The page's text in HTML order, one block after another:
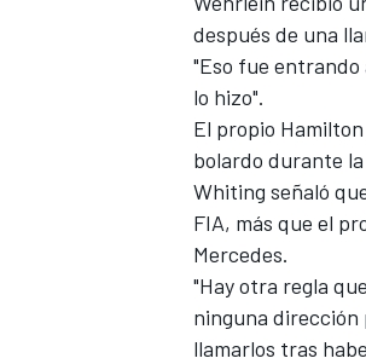
MÁS CATEGORÍAS
después de una
"Eso fue entrando
lo hizo".
El propio
bolardo durante la
Whiting señaló
FIA, más que el
Mercedes.
"Hay otra regla
ninguna dirección
llamarlos tras